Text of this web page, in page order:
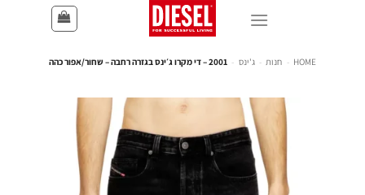
HOME
- חנות - ג'ינס - 2001 – די מקרו ג׳ינס בגזרה רחבה – שחור/אפור כהה